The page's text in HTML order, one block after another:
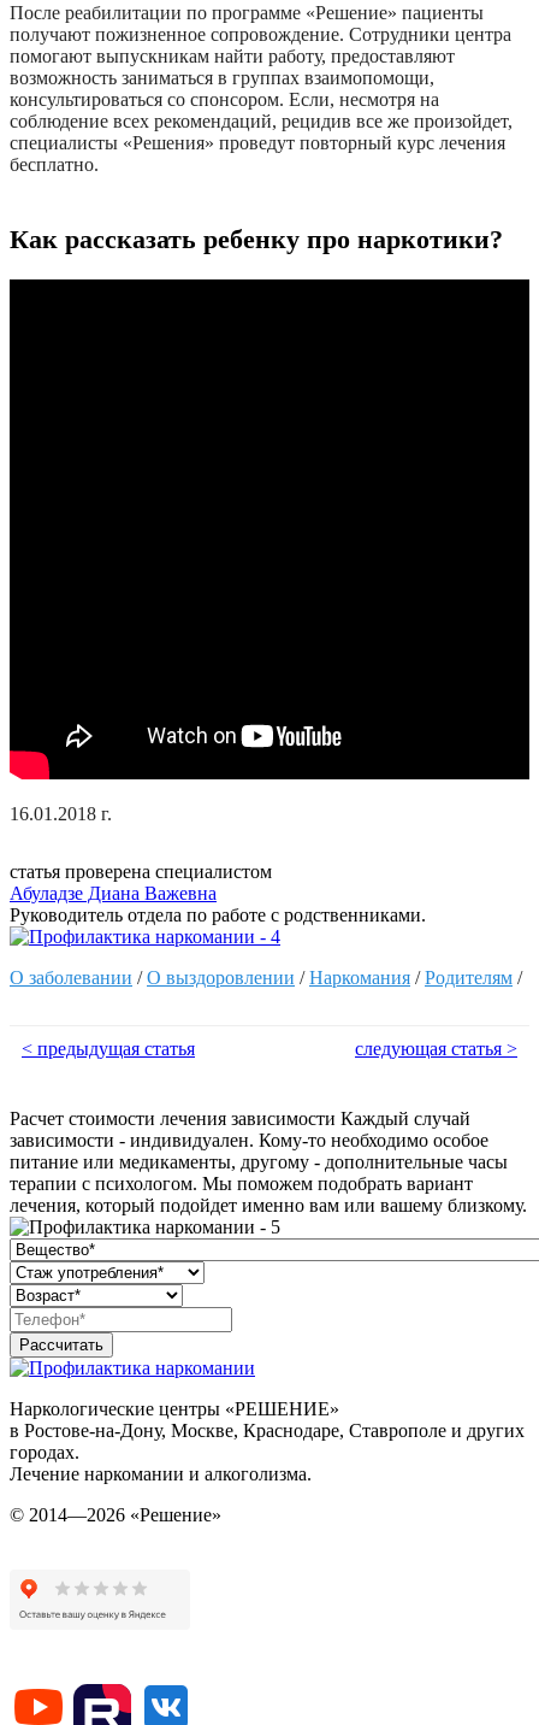
После реабилитации по программе «Решение» пациенты
получают пожизненное сопровождение. Сотрудники центра
помогают выпускникам найти работу, предоставляют
возможность заниматься в группах взаимопомощи,
консультироваться со спонсором. Если, несмотря на
соблюдение всех рекомендаций, рецидив все же произойдет,
специалисты «Решения» проведут повторный курс лечения
бесплатно.
Как рассказать ребенку про наркотики?
16.01.2018 г.
статья проверена специалистом
Абуладзе Диана Важевна
Руководитель отдела по работе с родственниками.
О заболевании /О выздоровлении /Наркомания /Родителям /
< предыдущая статья следующая статья >
Расчет стоимости лечения зависимости Каждый случай
зависимости - индивидуален. Кому-то необходимо особое
питание или медикаменты, другому - дополнительные часы
терапии с психологом. Мы поможем подобрать вариант
лечения, который подойдет именно вам или вашему близкому.
Рассчитать
Наркологические центры «РЕШЕНИЕ»
в Ростове-на-Дону, Москве, Краснодаре, Ставрополе и других
городах.
Лечение наркомании и алкоголизма.
© 2014—2026 «Решение»